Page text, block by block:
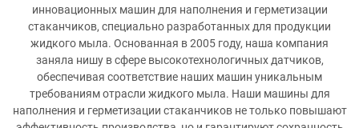
инновационных машин для наполнения и герметизации
стаканчиков, специально разработанных для продукции
жидкого мыла. Основанная в 2005 году, наша компания
заняла нишу в сфере высокотехнологичных датчиков,
обеспечивая соответствие наших машин уникальным
требованиям отрасли жидкого мыла. Наши машины для
наполнения и герметизации стаканчиков не только повышают